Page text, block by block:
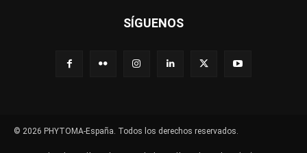
SÍGUENOS
© 2026 PHYTOMA-España. Todos los derechos reservados.